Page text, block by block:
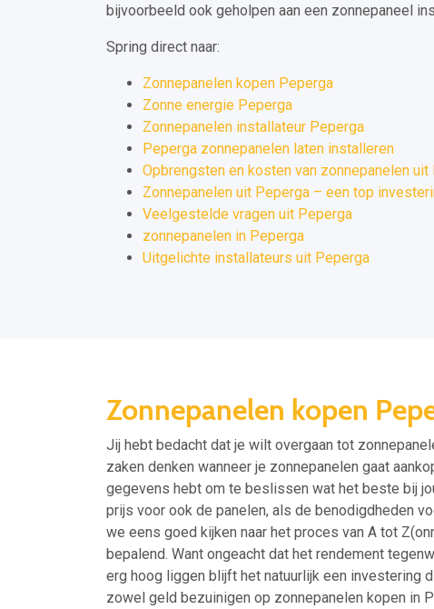
bijvoorbeeld ook geholpen aan een zonnepaneel
Spring direct naar:
Zonnepanelen kopen Peperga
Zonne energie Peperga
Zonnepanelen installateur Peperga
Peperga zonnepanelen laten installeren
Opbrengsten en kosten van zonnepanelen uit
Zonnepanelen uit Peperga – een top
Veelgestelde vragen uit Peperga
zonnepanelen in Peperga
Uitgelichte installateurs uit Peperga
Zonnepanelen kopen
Jij hebt bedacht dat je wilt overgaan tot
zaken denken wanneer je zonnepanelen gaat
gegevens hebt om te beslissen wat het beste bij
prijs voor ook de panelen, als de benodigdheden
we eens goed kijken naar het proces van A tot
bepalend. Want ongeacht dat het rendement
erg hoog liggen blijft het natuurlijk een investering
zowel geld bezuinigen op zonnepanelen kopen in